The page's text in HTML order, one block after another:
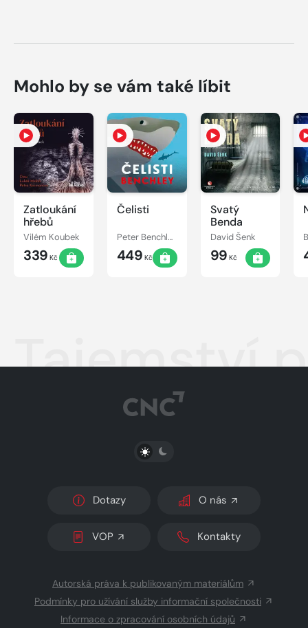
Mohlo by se vám také líbit
Zatloukání
hřebů
Vilém Koubek
339 Kč
Čelisti
Peter Benchley
449 Kč
Svatý
Benda
David Šenk
99 Kč
Tajemství
PŘEPNOUT SVĚTLÝ/TMAVÝ REŽIM
Dotazy O nás
VOP Kontakty
Autorská práva k publikovaným materiálům
Podmínky pro užívání služby informační společnosti
Informace o zpracování osobních údajů